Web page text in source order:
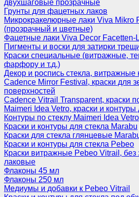
двухшаговые прозрачные
Грунты для фацетных лаков
Микрокракелюрные лаки Viva Mikro
(прозрачный и цветные)
Фацетные лаки Viva Decor Facetten-
Пигменты и воски для затирки
Краски специальные (витражные,
фарфору и т.д.)
Декор и роспись стекла, витражные
Cadence Mirror Festival, краски для
поверхностей
Cadence Vitrail Transparent, краски
Maimeri Idea Vetro, краски и контуры
Контуры по стеклу Maimeri Idea Vetro
Краски и контуры для стекла Marabu
Краски для стекла глянцевые
Краски и контуры для стекла Pebeo
Краски витражные Pebeo Vitrail, без
лаковые
Флаконы 45 мл
Флаконы 250 мл
Медиумы и добавки к Pebeo Vitrail